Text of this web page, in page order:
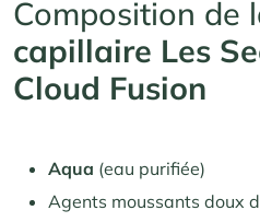
Composition de
capillaire Les
Cloud Fusion
Aqua (eau purifiée)
Agents moussants doux